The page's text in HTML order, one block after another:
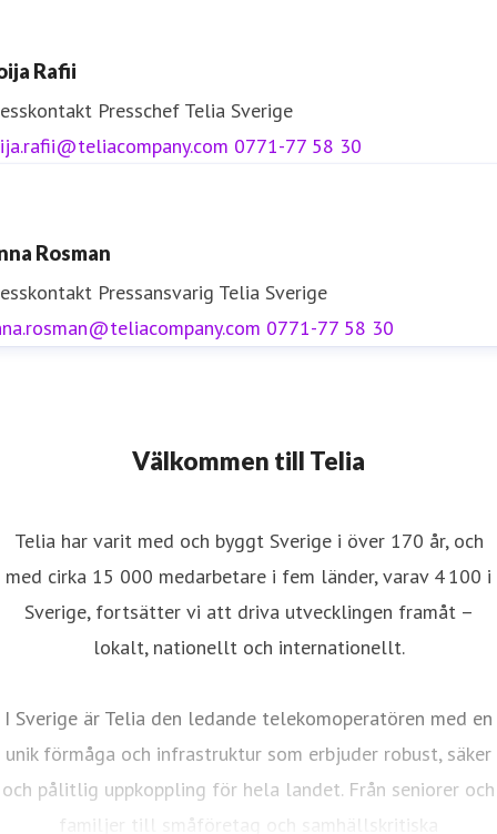
Rafii
Presschef Telia Sverige
0771-77 58 30
Rosman
Pressansvarig Telia Sverige
0771-77 58 30
Välkommen till Telia
Telia har varit med och byggt Sverige i över 170 år, och
med cirka 15 000 medarbetare i fem länder, varav 4 100 i
Sverige, fortsätter vi att driva utvecklingen framåt –
lokalt, nationellt och internationellt.
I Sverige är Telia den ledande telekomoperatören med en
unik förmåga och infrastruktur som erbjuder robust, säker
och pålitlig uppkoppling för hela landet. Från seniorer och
familjer till småföretag och samhällskritiska